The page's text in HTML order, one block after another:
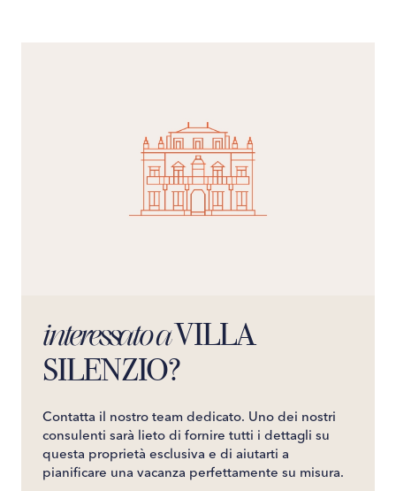
interessato aVILLA
SILENZIO?
Contatta il nostro team dedicato. Uno dei nostri
consulenti sarà lieto di fornire tutti i dettagli su
questa proprietà esclusiva e di aiutarti a
pianificare una vacanza perfettamente su misura.